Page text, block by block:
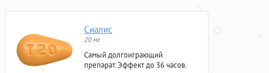
Сиалис
20 мг
Самый долгоиграющий
препарат. Эффект до 36 часов.